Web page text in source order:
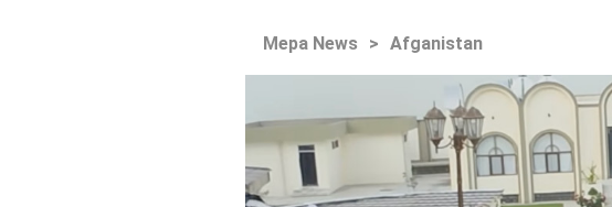
Mepa News > Afganistan